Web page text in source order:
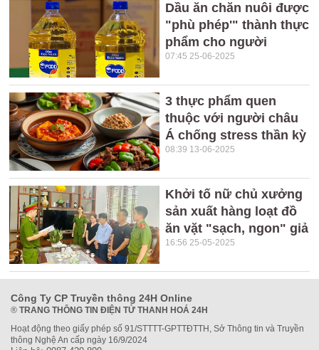
Dầu ăn chăn nuôi được
"phù phép'" thành thực
phẩm cho người
07:45 25-06-2025
3 thực phẩm quen
thuộc với người châu
Á chống stress thần kỳ
08:39 13-06-2025
Khởi tố nữ chủ xưởng
sản xuất hàng loạt đồ
ăn vặt "sạch, ngon" giả
16:56 25-05-2025
Công Ty CP Truyền thông 24H Online
® TRANG THÔNG TIN ĐIỆN TỬ THANH HOÁ 24H
Hoạt động theo giấy phép số 91/STTTT-GPTTĐTTH, Sở Thông tin và Truyền
thông Nghệ An cấp ngày 16/9/2024